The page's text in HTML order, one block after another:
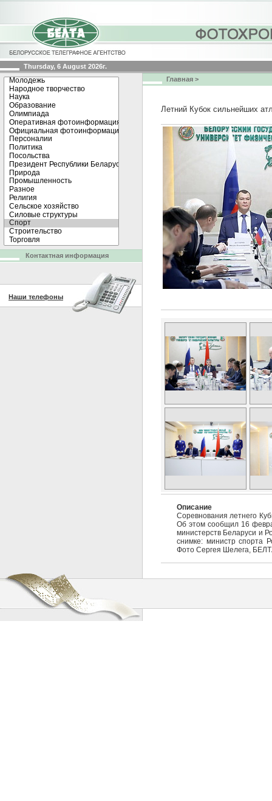
Thursday, 6 August 2026г.
Главная >
Летний Кубок сильнейших
Описание
Соревнования летнего
Об этом сообщил 16
министерств Беларуси и
снимке: министр спорта
Фото Сергея Шелега,
Контактная информация
Наши телефоны